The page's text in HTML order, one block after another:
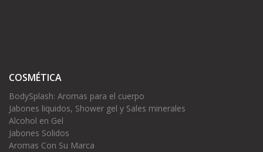
COSMÉTICA
BodySplash: Aromas para el cuerpo
Jabones liquidos, Shower gel y Sales minerales
Alcohol en Gel
Jabones Solidos
Aromas Con Su Marca